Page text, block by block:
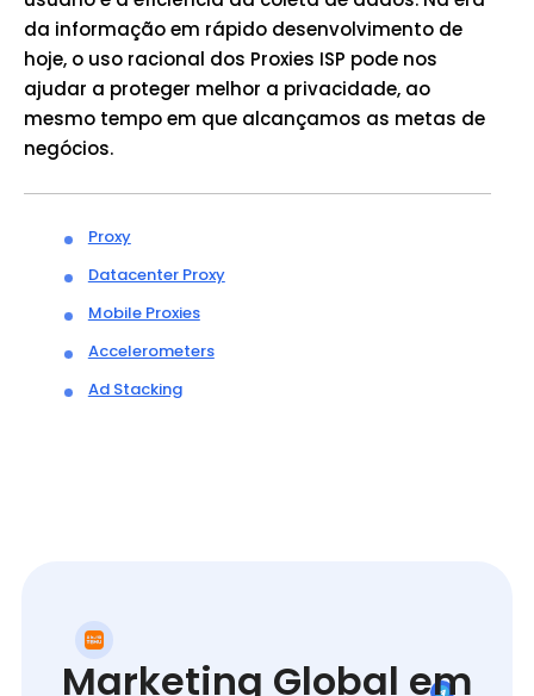
da informação em rápido desenvolvimento de
hoje, o uso racional dos Proxies ISP pode nos
ajudar a proteger melhor a privacidade, ao
mesmo tempo em que alcançamos as metas de
negócios.
Proxy
Datacenter Proxy
Mobile Proxies
Accelerometers
Ad Stacking
Marketing Global em